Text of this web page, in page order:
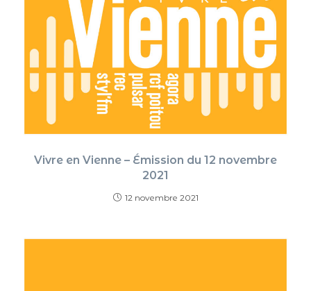
Vivre en Vienne – Émission du 12 novembre
2021
12 novembre 2021